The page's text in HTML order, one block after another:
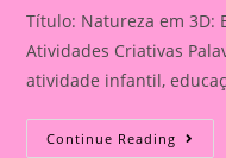
Título: Natureza em 3D:
Atividades Criativas
atividade infantil,
Continue Reading